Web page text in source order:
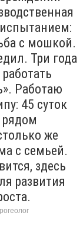
с мошкой.
Три года
Работаю
45 суток
рядом
же
с семьей.
здесь
развития